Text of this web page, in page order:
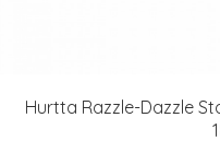
Hurtta Razzle-Dazzle